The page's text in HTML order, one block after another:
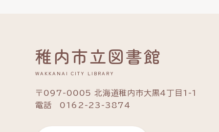
稚内市立図書館
WAKKANAI CITY LIBRARY
〒097-0005 北海道稚内市大黒4丁目1-1
電話 0162-23-3874